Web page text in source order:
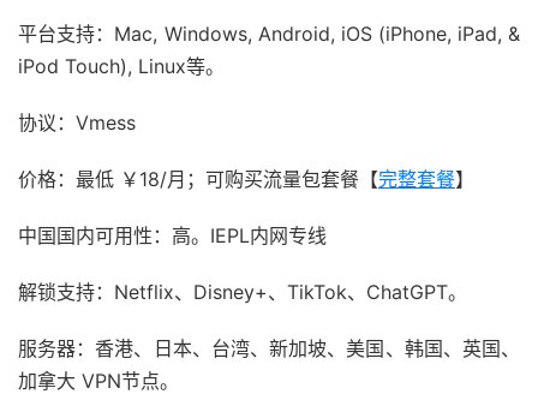
平台支持：Mac, Windows, Android, iOS (iPhone, iPad, &
iPod Touch), Linux等。
协议：Vmess
价格：最低 ￥18/月；可购买流量包套餐【完整套餐】
中国国内可用性：高。IEPL内网专线
解锁支持：Netflix、Disney+、TikTok、ChatGPT。
服务器：香港、日本、台湾、新加坡、美国、韩国、英国、
加拿大 VPN节点。